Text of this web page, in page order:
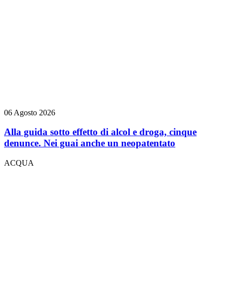
06 Agosto 2026
Alla guida sotto effetto di alcol e droga, cinque
denunce. Nei guai anche un neopatentato
ACQUA